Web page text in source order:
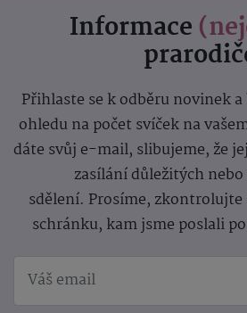
Informace
Přihlaste se k odběru novinek
ohledu na počet svíček na
dáte svůj e-mail, slibujeme, že
zasílání důležitých
sdělení. Prosíme,
schránku, kam jsme poslali